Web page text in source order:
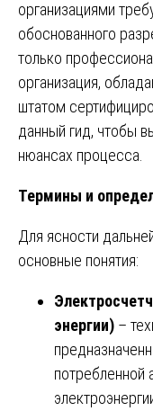
организациями
обоснованного
только
организация,
штатом
данный гид, чтобы
нюансах процесса.
Термины и
Для ясности
основные понятия:
энергии) –
потребленной